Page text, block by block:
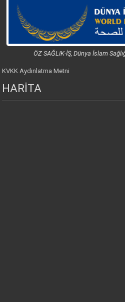
ÖZ SAĞLIK-İŞ, Dünya İslam
KVKK Aydınlatma Metni
HARİTA